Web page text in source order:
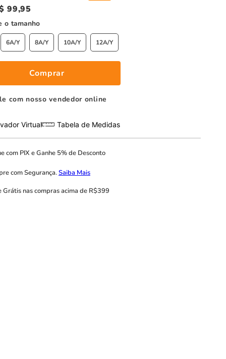
99,95
tamanho
6A/Y 8A/Y 10A/Y 12A/Y
Comprar
com nosso vendedor online
Virtual Tabela de Medidas
com PIX eGanhe 5% de Desconto
comSegurança.Saiba Mais
Grátis nas compras acima de R$399